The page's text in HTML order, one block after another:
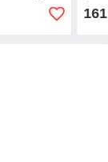
AXIOMA